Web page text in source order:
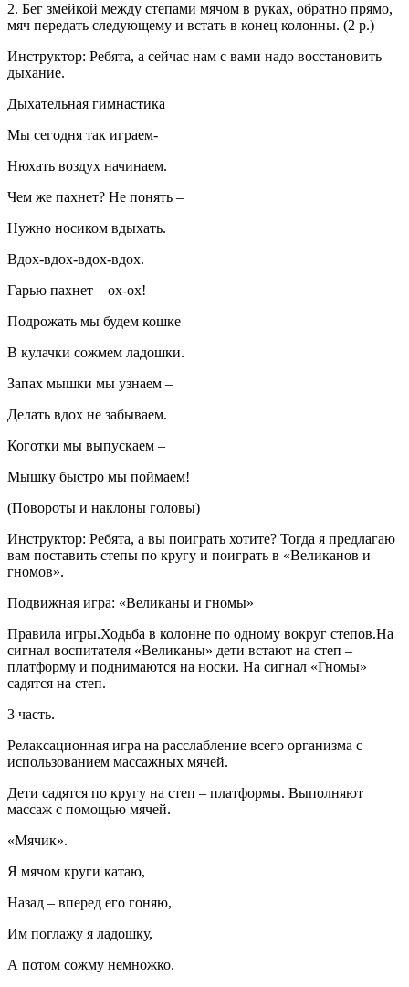
2. Бег змейкой между степами мячом в руках, обратно прямо,
мяч передать следующему и встать в конец колонны. (2 р.)
Инструктор: Ребята, а сейчас нам с вами надо восстановить
дыхание.
Дыхательная гимнастика
Мы сегодня так играем-
Нюхать воздух начинаем.
Чем же пахнет? Не понять –
Нужно носиком вдыхать.
Вдох-вдох-вдох-вдох.
Гарью пахнет – ох-ох!
Подрожать мы будем кошке
В кулачки сожмем ладошки.
Запах мышки мы узнаем –
Делать вдох не забываем.
Коготки мы выпускаем –
Мышку быстро мы поймаем!
(Повороты и наклоны головы)
Инструктор: Ребята, а вы поиграть хотите? Тогда я предлагаю
вам поставить степы по кругу и поиграть в «Великанов и
гномов».
Подвижная игра: «Великаны и гномы»
Правила игры.Ходьба в колонне по одному вокруг степов.На
сигнал воспитателя «Великаны» дети встают на степ –
платформу и поднимаются на носки. На сигнал «Гномы»
садятся на степ.
3 часть.
Релаксационная игра на расслабление всего организма с
использованием массажных мячей.
Дети садятся по кругу на степ – платформы. Выполняют
массаж с помощью мячей.
«Мячик».
Я мячом круги катаю,
Назад – вперед его гоняю,
Им поглажу я ладошку,
А потом сожму немножко.